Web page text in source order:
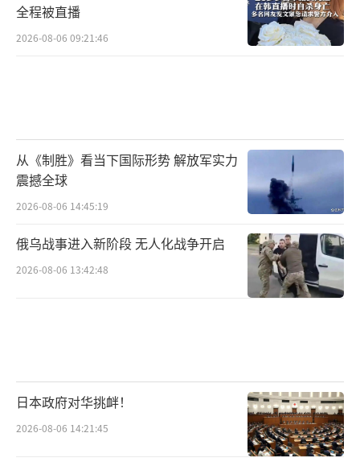
认真的，那么俄罗斯将对此做出回应。谈及俄
乌冲突时，拉夫罗夫重申，俄罗斯愿意恢复谈
善俄美关系，俄罗斯愿意与特朗普的新政府合
作，但强调要由美国踏出第一步。 （责任编辑：于浩
淙 zx0176）
全程被直播
2026-08-06 09:21:46
从《制胜》看当下国际形势 解放军实力
震撼全球
2026-08-06 14:45:19
俄乌战事进入新阶段 无人化战争开启
2026-08-06 13:42:48
日本政府对华挑衅！
2026-08-06 14:21:45